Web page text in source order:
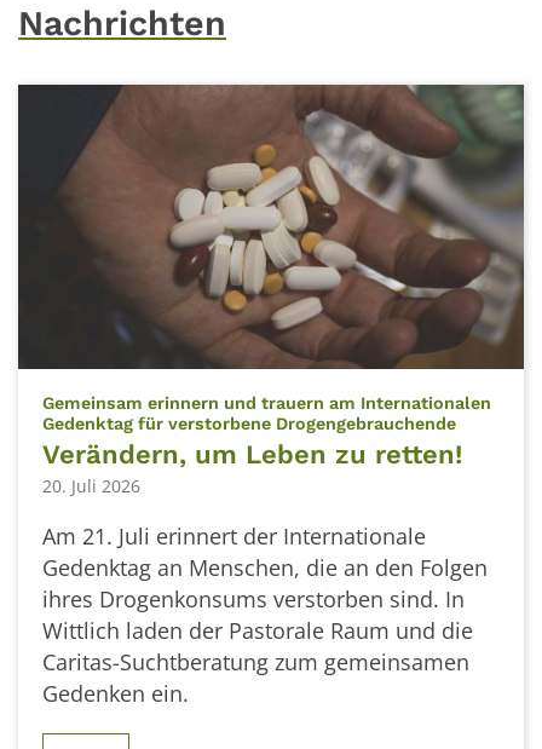
Nachrichten
Gemeinsam erinnern und trauern am Internationalen
Gedenktag für verstorbene Drogengebrauchende
Verändern, um Leben zu retten!
20. Juli 2026
Am 21. Juli erinnert der Internationale
Gedenktag an Menschen, die an den Folgen
ihres Drogenkonsums verstorben sind. In
Wittlich laden der Pastorale Raum und die
Caritas-Suchtberatung zum gemeinsamen
Gedenken ein.